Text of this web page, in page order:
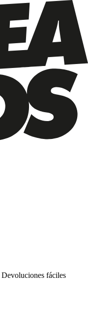
Devoluciones fáciles